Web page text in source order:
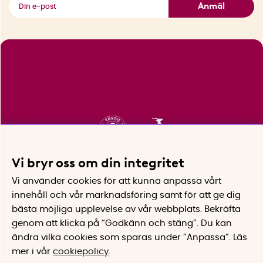
Anmäl
Vi bryr oss om din integritet
Vi använder cookies för att kunna anpassa vårt
innehåll och vår marknadsföring samt för att ge dig
bästa möjliga upplevelse av vår webbplats.
Bekräfta
genom att klicka på “Godkänn och stäng”. Du kan
ändra vilka cookies som sparas under ”Anpassa”.
Läs
mer i vår cookiepolicy